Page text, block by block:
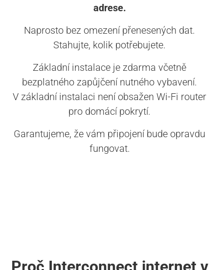
adrese.
Naprosto bez omezení přenesených dat.
Stahujte, kolik potřebujete.
Základní instalace je zdarma včetně
bezplatného zapůjčení nutného vybavení.
V základní instalaci není obsažen Wi-Fi router
pro domácí pokrytí.
Garantujeme, že vám připojení bude opravdu
fungovat.